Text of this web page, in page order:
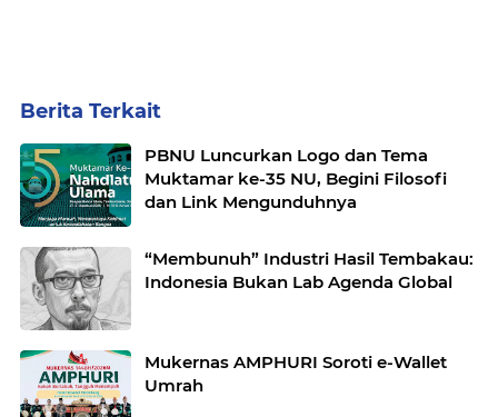
Berita Terkait
PBNU Luncurkan Logo dan Tema
Muktamar ke-35 NU, Begini Filosofi
dan Link Mengunduhnya
“Membunuh” Industri Hasil Tembakau:
Indonesia Bukan Lab Agenda Global
Mukernas AMPHURI Soroti e-Wallet
Umrah